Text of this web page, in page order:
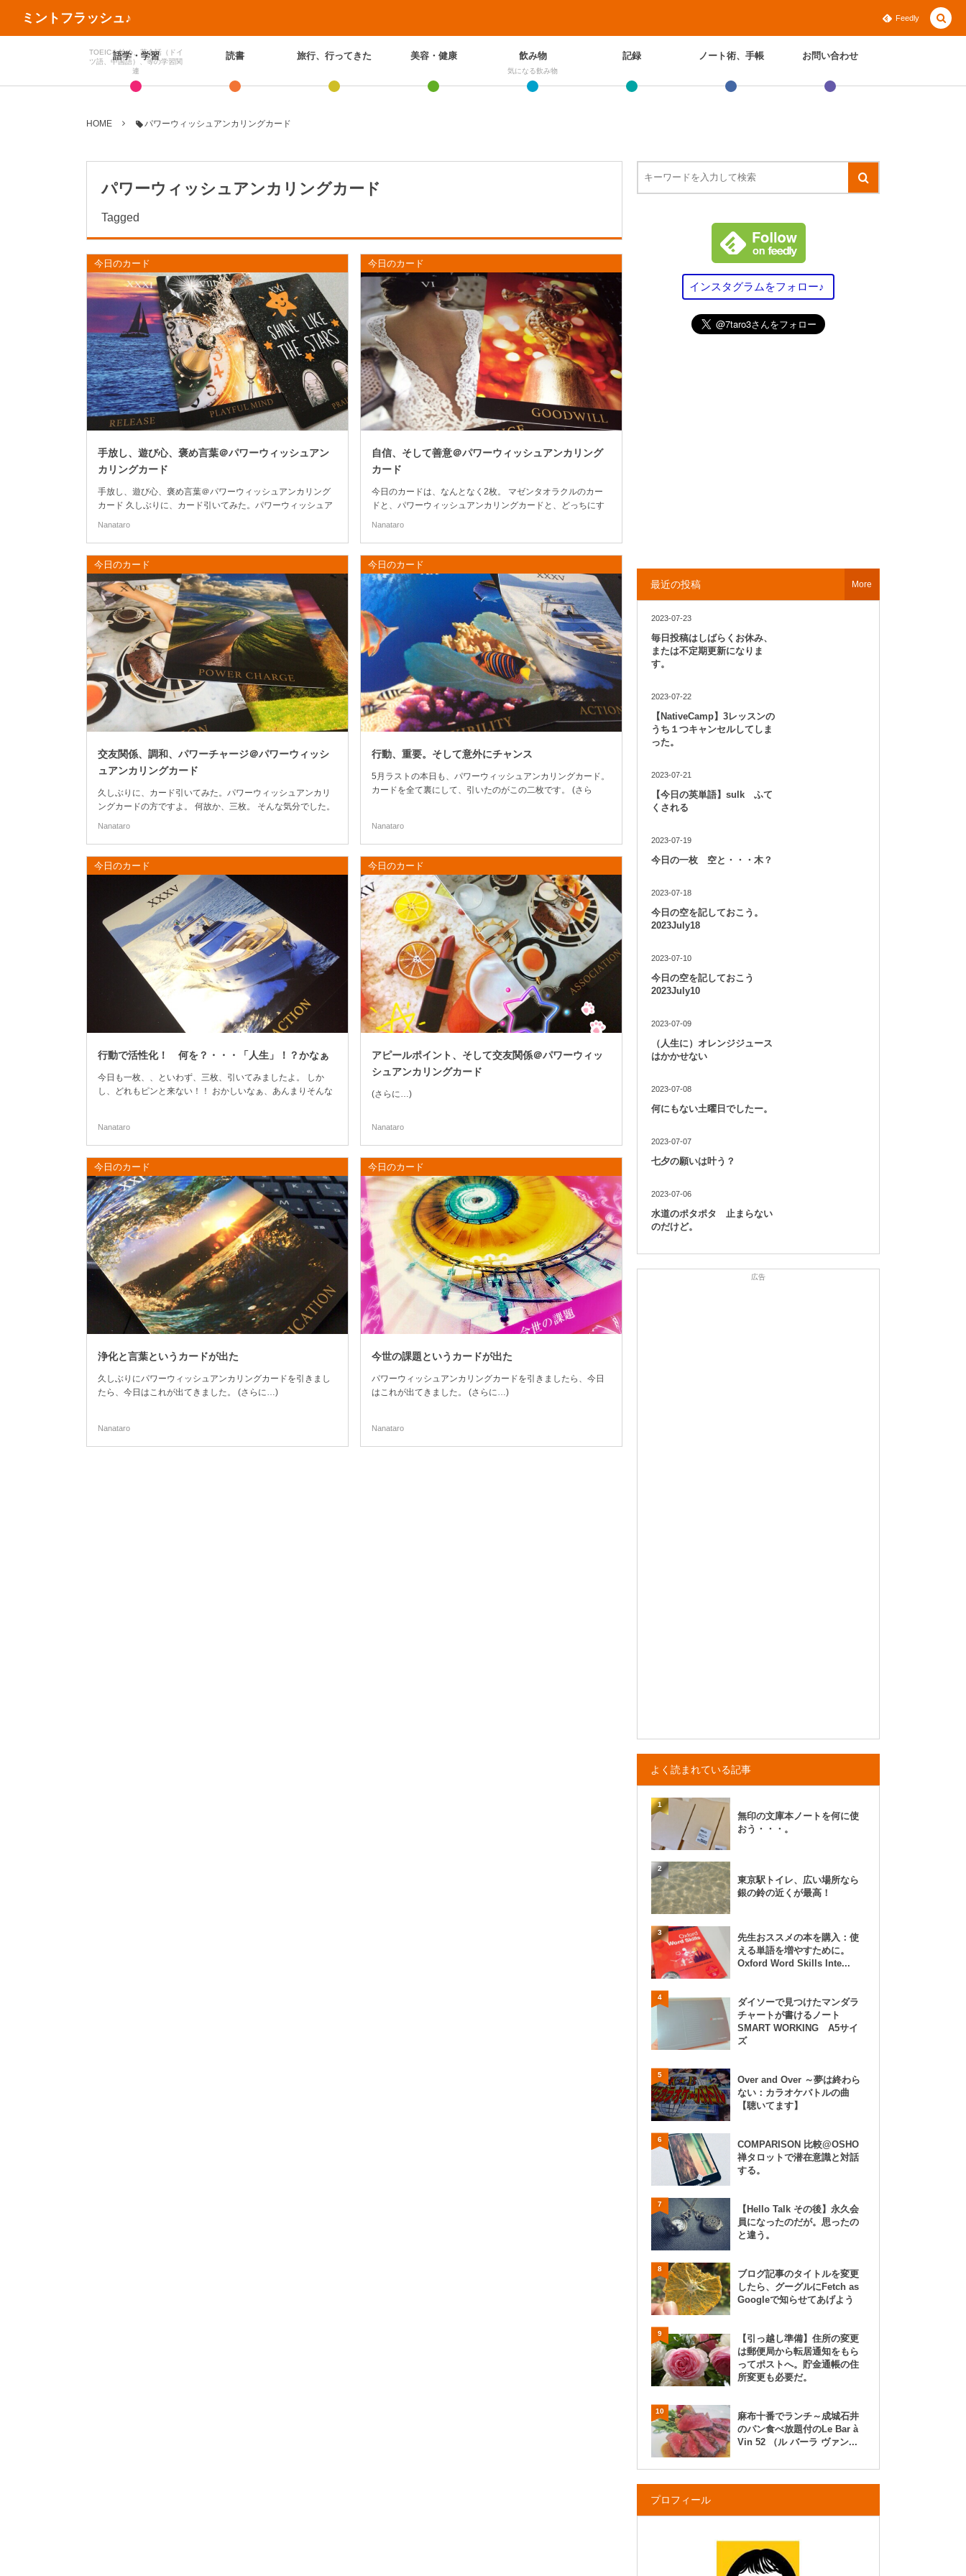
ミントフラッシュ♪ Feedly
語学・学習
TOEICを始め、英会話（ドイ
ツ語、中国語）、等の学習関
連
読書 旅行、行ってきた 美容・健康 飲み物
気になる飲み物
記録 ノート術、手帳 お問い合わせ
HOME パワーウィッシュアンカリングカード
パワーウィッシュアンカリングカード
Tagged
今日のカード
手放し、遊び心、褒め言葉＠パワーウィッシュアン
カリングカード
手放し、遊び心、褒め言葉＠パワーウィッシュアンカリング
カード 久しぶりに、カード引いてみた。パワーウィッシュア
Nanataro
今日のカード
自信、そして善意＠パワーウィッシュアンカリング
カード
今日のカードは、なんとなく2枚。 マゼンタオラクルのカー
ドと、パワーウィッシュアンカリングカードと、どっちにす
す。 (さらに…)
Nanataro
今日のカード
交友関係、調和、パワーチャージ＠パワーウィッシ
ュアンカリングカード
久しぶりに、カード引いてみた。パワーウィッシュアンカリ
ングカードの方ですよ。 何故か、三枚。 そんな気分でした。
Nanataro
今日のカード
行動、重要。そして意外にチャンス
5月ラストの本日も、パワーウィッシュアンカリングカード。
カードを全て裏にして、引いたのがこの二枚です。 (さら
Nanataro
今日のカード
行動で活性化！ 何を？・・・「人生」！？かなぁ
今日も一枚、、といわず、三枚、引いてみましたよ。 しか
し、どれもピンと来ない！！ おかしいなぁ、あんまりそんな
(さらに…)
Nanataro
今日のカード
アピールポイント、そして交友関係＠パワーウィッ
シュアンカリングカード
(さらに…)
Nanataro
今日のカード
浄化と言葉というカードが出た
久しぶりにパワーウィッシュアンカリングカードを引きまし
たら、今日はこれが出てきました。 (さらに…)
Nanataro
今日のカード
今世の課題というカードが出た
パワーウィッシュアンカリングカードを引きましたら、今日
はこれが出てきました。 (さらに…)
Nanataro
インスタグラムをフォロー♪
最近の投稿
2023-07-23
毎日投稿はしばらくお休み、
または不定期更新になりま
す。
2023-07-22
【NativeCamp】3レッスンの
うち１つキャンセルしてしま
った。
2023-07-21
【今日の英単語】sulk ふて
くされる
2023-07-19
今日の一枚 空と・・・木？
2023-07-18
今日の空を記しておこう。
2023July18
2023-07-10
今日の空を記しておこう
2023July10
2023-07-09
（人生に）オレンジジュース
はかかせない
2023-07-08
何にもない土曜日でしたー。
2023-07-07
七夕の願いは叶う？
2023-07-06
水道のポタポタ 止まらない
のだけど。
More
広告
よく読まれている記事
1
無印の文庫本ノートを何に使
おう・・・。
2
東京駅トイレ、広い場所なら
銀の鈴の近くが最高！
3
先生おススメの本を購入：使
える単語を増やすために。
Oxford Word Skills Inte...
4
ダイソーで見つけたマンダラ
チャートが書けるノート
SMART WORKING A5サイ
ズ
5
Over and Over ～夢は終わら
ない：カラオケバトルの曲
【聴いてます】
6
COMPARISON 比較@OSHO
禅タロットで潜在意識と対話
する。
7
【Hello Talk その後】永久会
員になったのだが。思ったの
と違う。
8
ブログ記事のタイトルを変更
したら、グーグルにFetch as
Googleで知らせてあげよう
9
【引っ越し準備】住所の変更
は郵便局から転居通知をもら
ってポストへ。貯金通帳の住
所変更も必要だ。
10
麻布十番でランチ～成城石井
のパン食べ放題付のLe Bar à
Vin 52 （ル バーラ ヴァン...
プロフィール